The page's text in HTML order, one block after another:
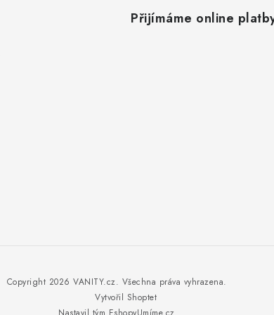
Přijímáme online
Vytvořil Shoptet
Copyright 2026 VANITY.cz. Všechna práva vyhrazena.